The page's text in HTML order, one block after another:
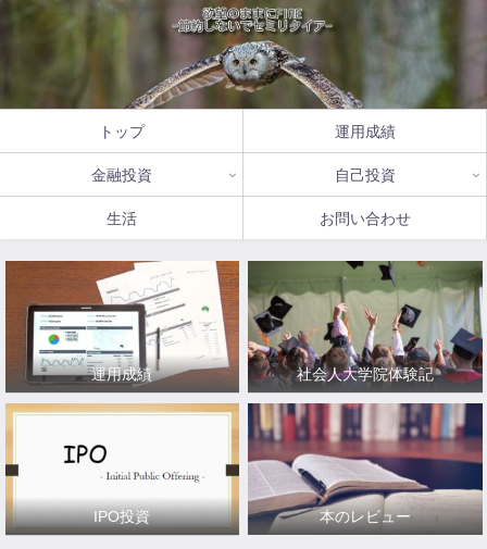
トップ 運用成績
金融投資 自己投資
生活 お問い合わせ
運用成績 社会人大学院体験記
IPO投資 本のレビュー